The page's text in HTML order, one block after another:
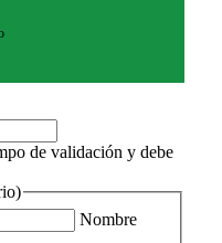
de validación y debe
Nombre